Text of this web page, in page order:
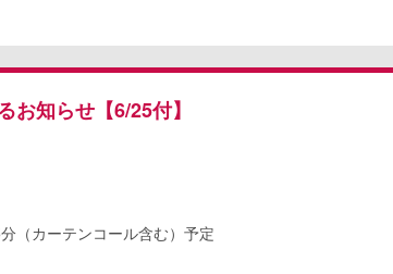
お知らせ【6/25付】
（カーテンコール含む）予定